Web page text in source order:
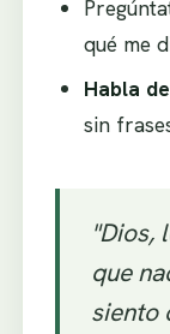
qué me
Habla
sin
"Dios,
que
siento